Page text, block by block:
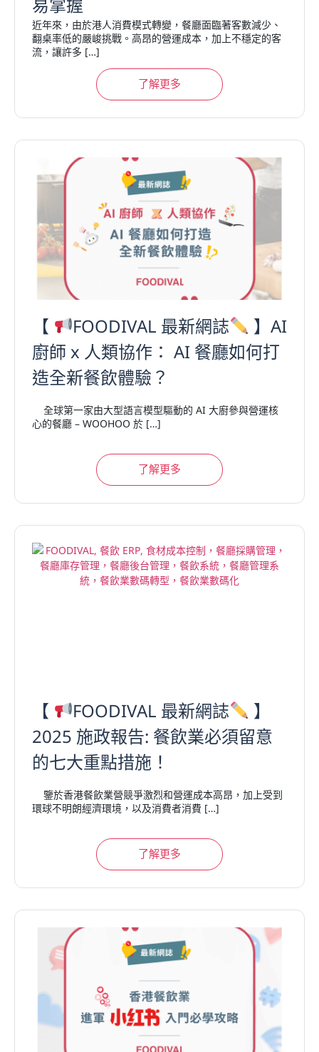
近年來，由於港人消費模式轉變，餐廳面臨著客數減少、
翻桌率低的嚴峻挑戰。高昂的營運成本，加上不穩定的客
流，讓許多 […]
了解更多
【 FOODIVAL 最新網誌
】AI
廚師 x 人類協作： AI 餐廳如何打
造全新餐飲體驗？
全球第一家由大型語言模型驅動的 AI 大廚參與營運核
心的餐廳 – WOOHOO 於 […]
了解更多
【 FOODIVAL 最新網誌
】
2025 施政報告: 餐飲業必須留意
的七大重點措施！
鑒於香港餐飲業營競爭激烈和營運成本高昂，加上受到
環球不明朗經濟環境，以及消費者消費 […]
了解更多